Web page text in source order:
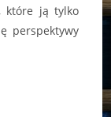
które ją tylko
perspektywy